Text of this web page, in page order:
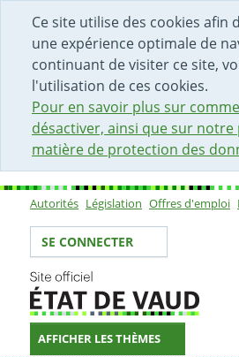
Ce site utilise des cookies afin
une expérience optimale de
continuant de visiter ce site,
l'utilisation de ces cookies.
Pour en savoir plus sur
désactiver, ainsi que sur
matière de protection des
DÉBUT DU CONTENU DE LA
ACCÈS AU CHAMP DE
PAGE D'ACCUEIL
FORMULAIRE DE CONTACT
Sous-navigation
Autorités Législation Offres d'emploi
Votre identité
SE CONNECTER
AFFICHER LES THÈMES